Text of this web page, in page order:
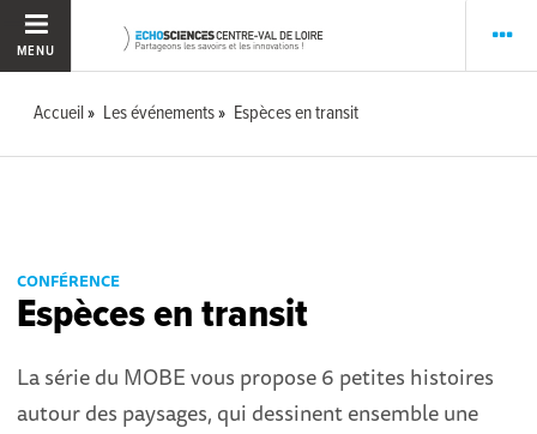
MENU
Accueil Les événements Espèces en transit
CONFÉRENCE
Espèces en transit
La série du MOBE vous propose 6 petites histoires
autour des paysages, qui dessinent ensemble une